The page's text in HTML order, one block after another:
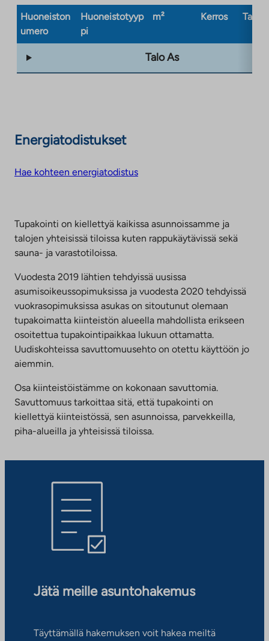
Huoneiston
umero
Huoneistotyyp
pi
m² Kerros
Talo As
Energiatodistukset
Hae kohteen energiatodistus
Tupakointi on kiellettyä kaikissa asunnoissamme ja
talojen yhteisissä tiloissa kuten rappukäytävissä sekä
sauna- ja varastotiloissa.
Vuodesta 2019 lähtien tehdyissä uusissa
asumisoikeussopimuksissa ja vuodesta 2020 tehdyissä
vuokrasopimuksissa asukas on sitoutunut olemaan
tupakoimatta kiinteistön alueella mahdollista erikseen
osoitettua tupakointipaikkaa lukuun ottamatta.
Uudiskohteissa savuttomuusehto on otettu käyttöön jo
aiemmin.
Osa kiinteistöistämme on kokonaan savuttomia.
Savuttomuus tarkoittaa sitä, että tupakointi on
kiellettyä kiinteistössä, sen asunnoissa, parvekkeilla,
piha-alueilla ja yhteisissä tiloissa.
Jätä meille asuntohakemus
Täyttämällä hakemuksen voit hakea meiltä